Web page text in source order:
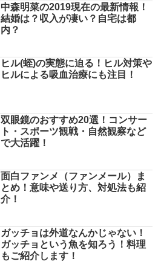
中森明菜の2019現在の最新情報！
結婚は？収入が凄い？自宅は都
内？
ヒル(蛭)の実態に迫る！ヒル対策や
ヒルによる吸血治療にも注目！
双眼鏡のおすすめ20選！コンサー
ト・スポーツ観戦・自然観察など
で大活躍！
面白ファンメ（ファンメール）ま
とめ！意味や送り方、対処法も紹
介！
ガッチョは外道なんかじゃない！
ガッチョという魚を知ろう！料理
もご紹介します！